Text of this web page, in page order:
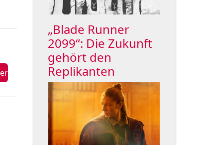
„Blade Runner
2099“: Die Zukunft
gehört den
Replikanten